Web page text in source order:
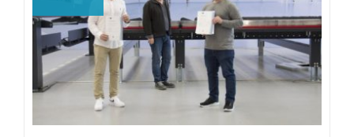
von
Glas:
der
Zinnbadprozess